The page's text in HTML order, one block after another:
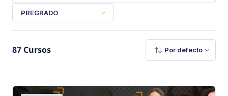
Buscar cursos
PREGRADO
87 Cursos Por defecto